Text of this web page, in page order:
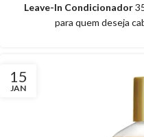
Leave-In Condicionador
para quem deseja
15
JAN